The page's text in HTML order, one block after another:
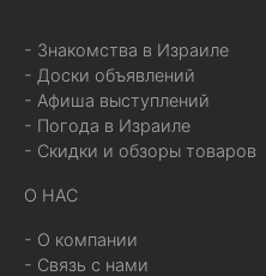
- Знакомства в Израиле
- Доски объявлений
- Афиша выступлений
- Погода в Израиле
- Скидки и обзоры товаров
О НАС
- О компании
- Связь с нами